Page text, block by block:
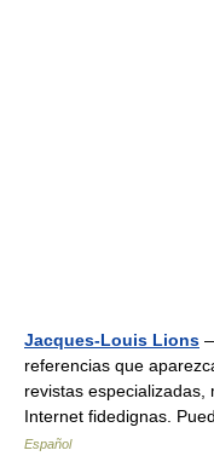
Jacques-Louis Lions
referencias que
revistas
Internet fidedignas.
Español